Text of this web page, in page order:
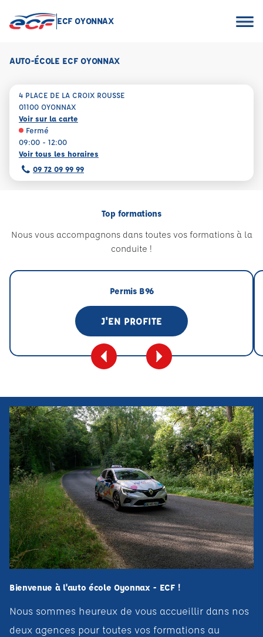
ECF OYONNAX
AUTO-ÉCOLE ECF OYONNAX
4 PLACE DE LA CROIX ROUSSE
01100 OYONNAX
Voir sur la carte
Fermé
09:00 - 12:00
Voir tous les horaires
09 72 09 99 99
Top formations
Nous vous accompagnons dans toutes vos formations à la
conduite !
Permis B96
J'EN PROFITE
Bienvenue à l'auto école Oyonnax - ECF !
Nous sommes heureux de vous accueillir dans nos
deux agences pour toutes vos formations au